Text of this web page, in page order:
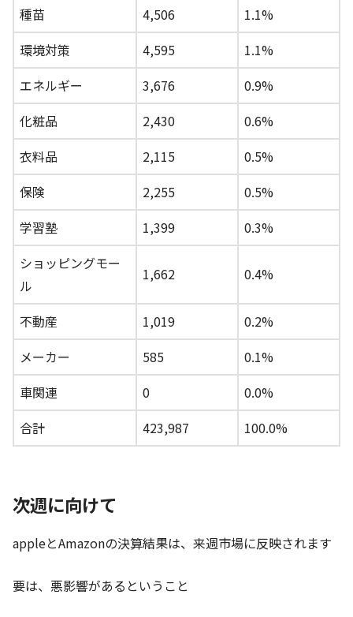
種苗
4,506
1.1%
環境対策
4,595
1.1%
エネルギー
3,676
0.9%
化粧品
2,430
0.6%
衣料品
2,115
0.5%
保険
2,255
0.5%
学習塾
1,399
0.3%
ショッピングモー
ル
1,662 0.4%
不動産 1,019
0.2%
メーカー
585
0.1%
車関連
0
0.0%
合計
423,987 100.0%
次週に向けて
appleとAmazonの決算結果は、来週市場に反映されます
要は、悪影響があるということ